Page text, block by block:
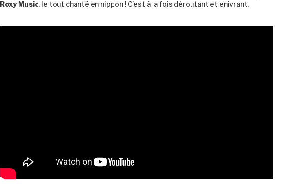
Roxy Music, le tout chanté en nippon ! C’est à la fois déroutant et enivrant.